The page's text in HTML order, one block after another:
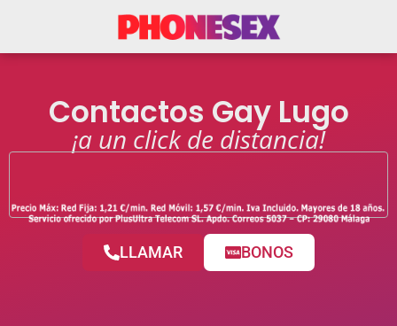
Contactos Gay Lugo
¡a un click de distancia!
LLAMAR BONOS